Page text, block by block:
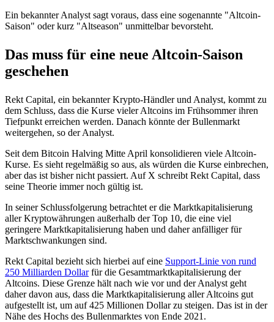
Ein bekannter Analyst sagt voraus, dass eine sogenannte "Altcoin-
Saison" oder kurz "Altseason" unmittelbar bevorsteht.
Das muss für eine neue Altcoin-Saison
geschehen
Rekt Capital, ein bekannter Krypto-Händler und Analyst, kommt zu
dem Schluss, dass die Kurse vieler Altcoins im Frühsommer ihren
Tiefpunkt erreichen werden. Danach könnte der Bullenmarkt
weitergehen, so der Analyst.
Seit dem Bitcoin Halving Mitte April konsolidieren viele Altcoin-
Kurse. Es sieht regelmäßig so aus, als würden die Kurse einbrechen,
aber das ist bisher nicht passiert. Auf X schreibt Rekt Capital, dass
seine Theorie immer noch gültig ist.
In seiner Schlussfolgerung betrachtet er die Marktkapitalisierung
aller Kryptowährungen außerhalb der Top 10, die eine viel
geringere Marktkapitalisierung haben und daher anfälliger für
Marktschwankungen sind.
Rekt Capital bezieht sich hierbei auf eine Support-Linie von rund
250 Milliarden Dollarfür die Gesamtmarktkapitalisierung der
Altcoins. Diese Grenze hält nach wie vor und der Analyst geht
daher davon aus, dass die Marktkapitalisierung aller Altcoins gut
aufgestellt ist, um auf 425 Millionen Dollar zu steigen. Das ist in der
Nähe des Hochs des Bullenmarktes von Ende 2021.